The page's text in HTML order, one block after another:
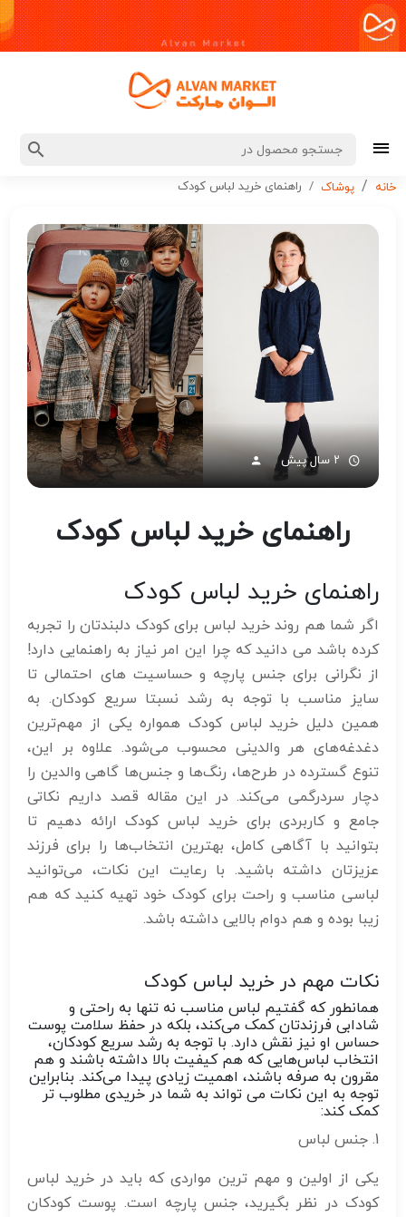
خانه پوشاک راهنمای خرید لباس کودک
۲ سال پیش
راهنمای خرید لباس کودک
راهنمای خرید لباس کودک
اگر شما هم روند خرید لباس برای کودک دلبندتان را تجربه
کرده باشد می دانید که چرا این امر نیاز به راهنمایی دارد!
از نگرانی برای جنس پارچه و حساسیت های احتمالی تا
سایز مناسب با توجه به رشد نسبتا سریع کودکان. به
همین دلیل خرید لباس کودک همواره یکی از مهم‌ترین
دغدغه‌های هر والدینی محسوب می‌شود. علاوه بر این،
تنوع گسترده در طرح‌ها، رنگ‌ها و جنس‌ها گاهی والدین را
دچار سردرگمی می‌کند. در این مقاله قصد داریم نکاتی
جامع و کاربردی برای خرید لباس کودک ارائه دهیم تا
بتوانید با آگاهی کامل، بهترین انتخاب‌ها را برای فرزند
عزیزتان داشته باشید. با رعایت این نکات، می‌توانید
لباسی مناسب و راحت برای کودک خود تهیه کنید که هم
زیبا بوده و هم دوام بالایی داشته باشد.
نکات مهم در خرید لباس کودک
همانطور که گفتیم لباس مناسب نه تنها به راحتی و
شادابی فرزندتان کمک می‌کند، بلکه در حفظ سلامت پوست
حساس او نیز نقش دارد. با توجه به رشد سریع کودکان،
انتخاب لباس‌هایی که هم کیفیت بالا داشته باشند و هم
مقرون به صرفه باشند، اهمیت زیادی پیدا می‌کند. بنابراین
توجه به این نکات می تواند به شما در خریدی مطلوب تر
کمک کند:
1. جنس لباس
یکی از اولین و مهم ترین مواردی که باید در خرید لباس
کودک در نظر بگیرید، جنس پارچه است. پوست کودکان